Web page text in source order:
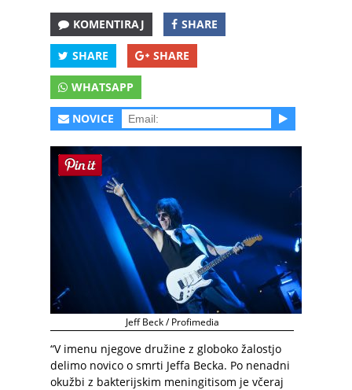
KOMENTIRAJ SHARE
SHARE SHARE
WHATSAPP
NOVICE
Jeff Beck / Profimedia
“V imenu njegove družine z globoko žalostjo
delimo novico o smrti Jeffa Becka. Po nenadni
okužbi z bakterijskim meningitisom je včeraj